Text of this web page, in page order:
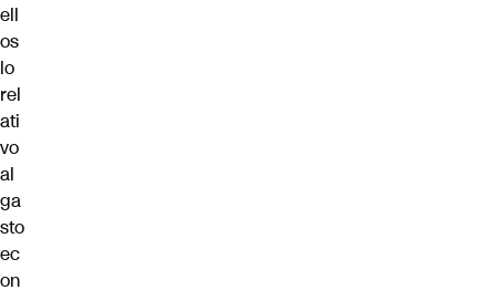
ell
os
lo
rel
ati
vo
al
ga
sto
ec
on